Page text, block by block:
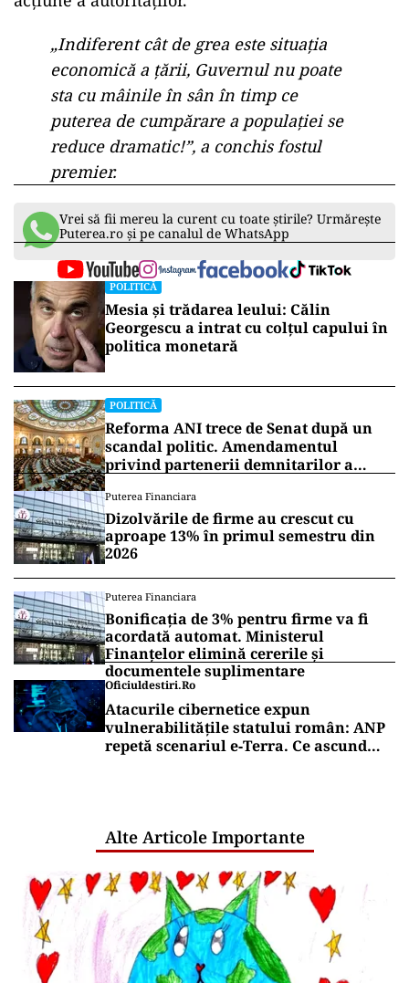
„Indiferent cât de grea este situația
economică a țării, Guvernul nu poate
sta cu mâinile în sân în timp ce
puterea de cumpărare a populației se
reduce dramatic!”, a conchis fostul
premier.
Vrei să fii mereu la curent cu toate știrile? Urmărește
Puterea.ro și pe canalul de WhatsApp
POLITICĂ
Mesia și trădarea leului: Călin
Georgescu a intrat cu colțul capului în
politica monetară
POLITICĂ
Reforma ANI trece de Senat după un
scandal politic. Amendamentul
privind partenerii demnitarilor a
Puterea Financiara
Dizolvările de firme au crescut cu
aproape 13% în primul semestru din
2026
Puterea Financiara
Bonificația de 3% pentru firme va fi
acordată automat. Ministerul
Finanțelor elimină cererile și
documentele suplimentare
Oficiuldestiri.ro
Atacurile cibernetice expun
vulnerabilitățile statului român: ANP
repetă scenariul e‑Terra. Ce ascund
Alte Articole Importante